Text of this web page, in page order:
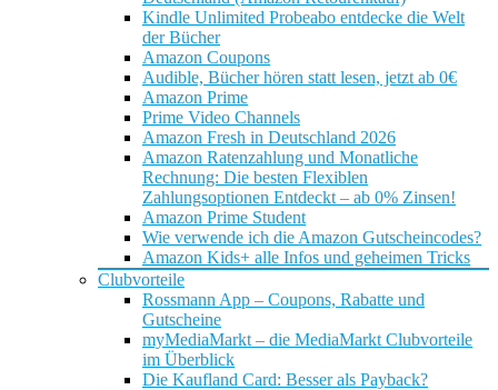
Kindle Unlimited Probeabo entdecke die Welt
der Bücher
Amazon Coupons
Audible, Bücher hören statt lesen, jetzt ab 0€
Amazon Prime
Prime Video Channels
Amazon Fresh in Deutschland 2026
Amazon Ratenzahlung und Monatliche
Rechnung: Die besten Flexiblen
Zahlungsoptionen Entdeckt – ab 0% Zinsen!
Amazon Prime Student
Wie verwende ich die Amazon Gutscheincodes?
Amazon Kids+ alle Infos und geheimen Tricks
Clubvorteile
Rossmann App – Coupons, Rabatte und
Gutscheine
myMediaMarkt – die MediaMarkt Clubvorteile
im Überblick
Die Kaufland Card: Besser als Payback?